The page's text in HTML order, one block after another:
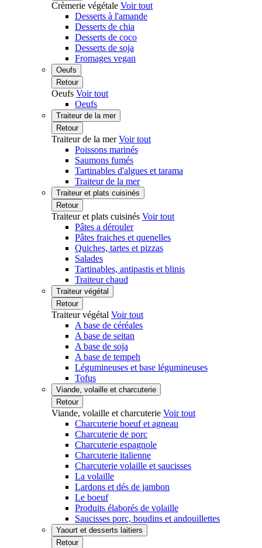
Crèmerie végétale Voir tout
Desserts à l'amande
Desserts de chia
Desserts de coco
Desserts de soja
Fromages vegan
Oeufs
Retour
Oeufs Voir tout
Oeufs
Traiteur de la mer
Retour
Traiteur de la merVoir tout
Poissons marinés
Saumons fumés
Tartinables d'algues et tarama
Traiteur de la mer
Traiteur et plats cuisinés
Retour
Traiteur et plats cuisinés Voir tout
Pâtes a dérouler
Pâtes fraiches et quenelles
Quiches, tartes et pizzas
Salades
Tartinables, antipastis et blinis
Traiteur chaud
Traiteur végétal
Retour
Traiteur végétal Voir tout
A base de céréales
A base de seitan
A base de soja
A base de tempeh
Légumineuses et base légumineuses
Tofus
Viande, volaille et charcuterie
Retour
Viande, volaille et charcuterie Voir tout
Charcuterie boeuf et agneau
Charcuterie de porc
Charcuterie espagnole
Charcuterie italienne
Charcuterie volaille et saucisses
La volaille
Lardons et dés de jambon
Le boeuf
Produits élaborés de volaille
Saucisses porc, boudins et andouillettes
Yaourt et desserts laitiers
Retour